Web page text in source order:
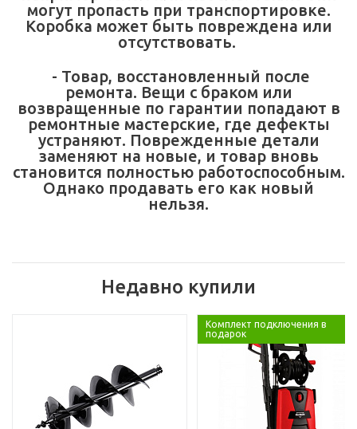
могут пропасть при транспортировке.
Коробка может быть повреждена или
отсутствовать.
- Товар, восстановленный после
ремонта. Вещи с браком или
возвращенные по гарантии попадают в
ремонтные мастерские, где дефекты
устраняют. Поврежденные детали
заменяют на новые, и товар вновь
становится полностью работоспособным.
Однако продавать его как новый
нельзя.
Недавно купили
Комплект подключения в
подарок